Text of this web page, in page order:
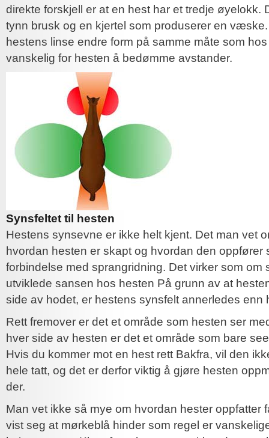
direkte forskjell er at en hest har et tredje øyelokk.
tynn brusk og en kjertel som produserer en
hestens linse endre form på samme måte som
vanskelig for hesten å bedømme avstander.
Synsfeltet til hesten
Hestens synsevne er ikke helt kjent. Det man vet
hvordan hesten er skapt og hvordan den oppfører
forbindelse med sprangridning. Det virker som om
utviklede sansen hos hesten På grunn av at
side av hodet, er hestens synsfelt annerledes enn
Rett fremover er det et område som hesten ser
hver side av hesten er det et område som bare
Hvis du kommer mot en hest rett Bakfra, vil den
hele tatt, og det er derfor viktig å gjøre hesten
der.
Man vet ikke så mye om hvordan hester oppfatter
vist seg at mørkeblå hinder som regel er